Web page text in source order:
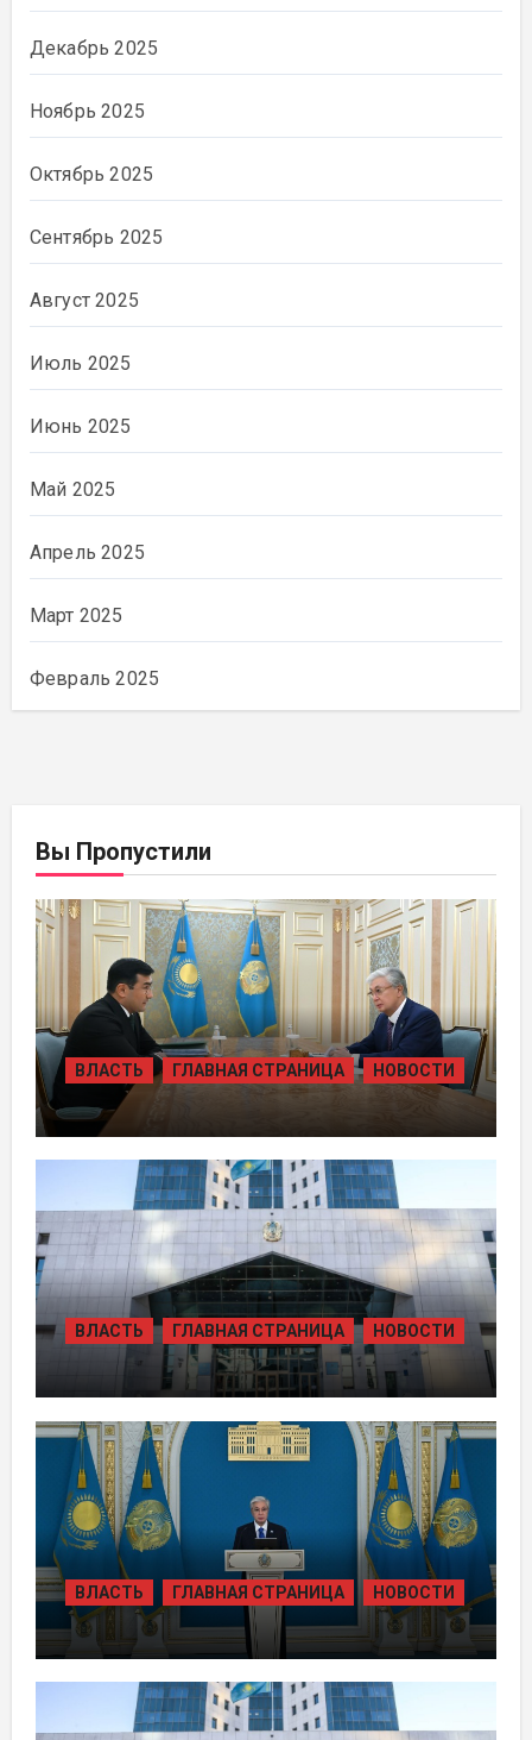
Декабрь 2025
Ноябрь 2025
Октябрь 2025
Сентябрь 2025
Август 2025
Июль 2025
Июнь 2025
Май 2025
Апрель 2025
Март 2025
Февраль 2025
Вы Пропустили
ВЛАСТЬ ГЛАВНАЯ СТРАНИЦА НОВОСТИ
ПРЕЗИДЕНТ ПРИНЯЛ ПРЕДСЕДАТЕЛЯ
ПРАВЛЕНИЯ ХОЛДИНГА «БАЙТЕРЕК»
ВЛАСТЬ ГЛАВНАЯ СТРАНИЦА НОВОСТИ
ЖАМБЫЛЬСКОЙ ОБЛАСТИ БОЛЕЕ 80
ТЫСЯЧ ЖИТЕЛЕЙ ОБЕСПЕЧИЛИ
ГАЗОМ ЗА СЧЁТ ВОЗВРАЩЁННЫХ
АКТИВОВ
ВЛАСТЬ ГЛАВНАЯ СТРАНИЦА НОВОСТИ
ТОКАЕВ ДАЛ СТАРТ
СТРОИТЕЛЬСТВУ НЕСКОЛЬКИХ
КРУПНЫХ АВТОМОБИЛЬНЫХ ДОРОГ